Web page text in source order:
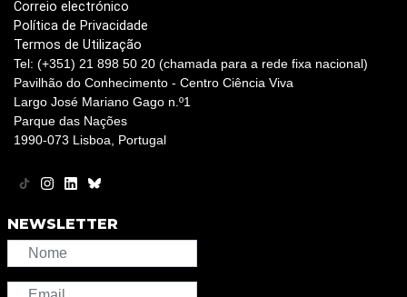
Correio electrónico
Política de Privacidade
Termos de Utilização
Tel: (+351) 21 898 50 20 (chamada para a rede fixa nacional)
Pavilhão do Conhecimento - Centro Ciência Viva
Largo José Mariano Gago n.º1
Parque das Nações
1990-073 Lisboa, Portugal
NEWSLETTER